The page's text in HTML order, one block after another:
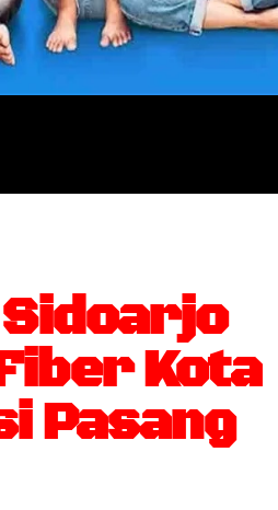
Kota
Pasang